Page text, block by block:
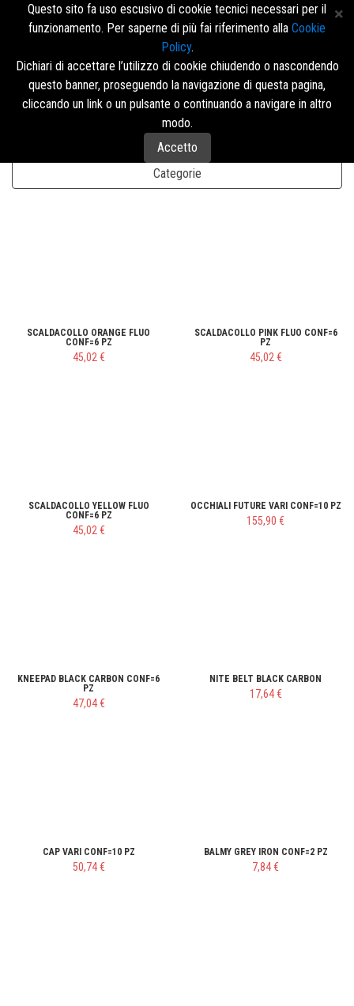
Menù
Categorie
SCALDACOLLO ORANGE FLUO
CONF=6 PZ
45,02 €
SCALDACOLLO PINK FLUO CONF=6
PZ
45,02 €
SCALDACOLLO YELLOW FLUO
CONF=6 PZ
45,02 €
OCCHIALI FUTURE VARI CONF=10 PZ
155,90 €
KNEEPAD BLACK CARBON CONF=6
PZ
47,04 €
NITE BELT BLACK CARBON
17,64 €
CAP VARI CONF=10 PZ
50,74 €
BALMY GREY IRON CONF=2 PZ
7,84 €
Questo sito fa uso escusivo di cookie tecnici necessari per il
funzionamento. Per saperne di più fai riferimento alla Cookie
Policy.
Dichiari di accettare l’utilizzo di cookie chiudendo o nascondendo
questo banner, proseguendo la navigazione di questa pagina,
cliccando un link o un pulsante o continuando a navigare in altro
modo.
Accetto